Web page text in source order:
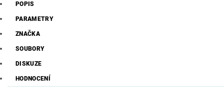
POPIS
PARAMETRY
ZNAČKA
SOUBORY
DISKUZE
HODNOCENÍ